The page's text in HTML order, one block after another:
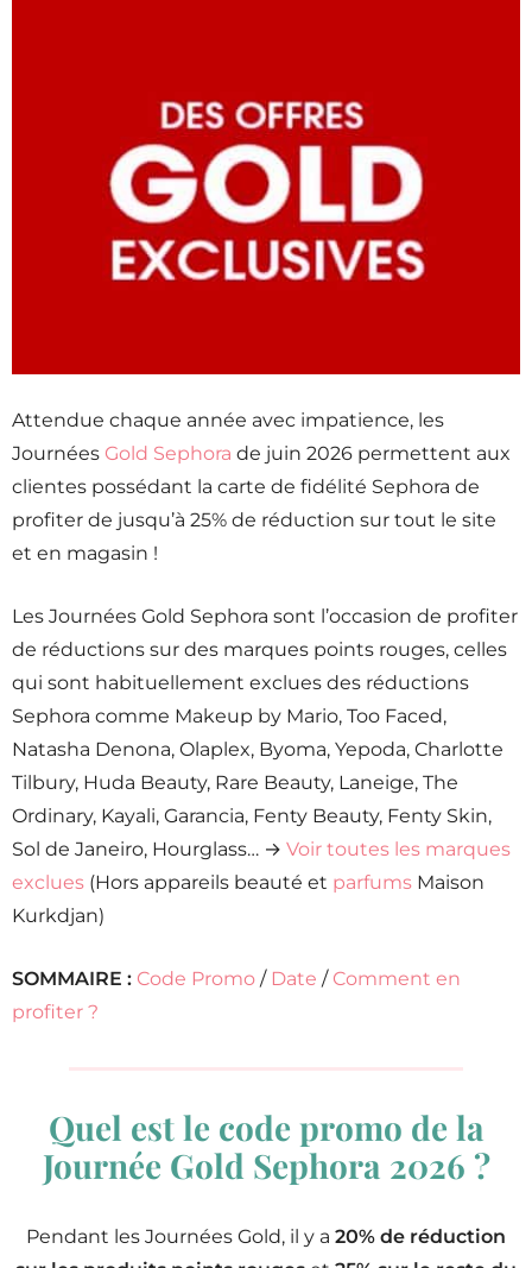
Attendue chaque année avec impatience, les
Journées Gold Sephora de juin 2026 permettent aux
clientes possédant la carte de fidélité Sephora de
profiter de jusqu’à 25% de réduction sur tout le site
et en magasin !
Les Journées Gold Sephora sont l’occasion de profiter
de réductions sur des marques points rouges, celles
qui sont habituellement exclues des réductions
Sephora comme Makeup by Mario, Too Faced,
Natasha Denona, Olaplex, Byoma, Yepoda, Charlotte
Tilbury, Huda Beauty, Rare Beauty, Laneige, The
Ordinary, Kayali, Garancia, Fenty Beauty, Fenty Skin,
Sol de Janeiro, Hourglass… → Voir toutes les marques
exclues (Hors appareils beauté et parfums Maison
Kurkdjan)
SOMMAIRE : Code Promo / Date / Comment en
profiter ?
Quel est le code promo de la
Journée Gold Sephora 2026 ?
Pendant les Journées Gold, il y a 20% de réduction